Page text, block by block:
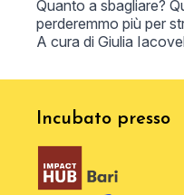
Quanto a sbagliare?
perderemmo più per
A cura diGiulia
Incubato presso